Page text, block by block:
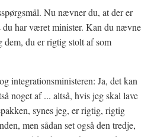
Nu nævner du, at der er
du har været minister. Kan du nævne
dem, du er rigtig stolt af som
integrationsministeren: Ja, det kan
noget af ... altså, hvis jeg skal lave
synes jeg, er rigtig, rigtig
men sådan set også den tredje,